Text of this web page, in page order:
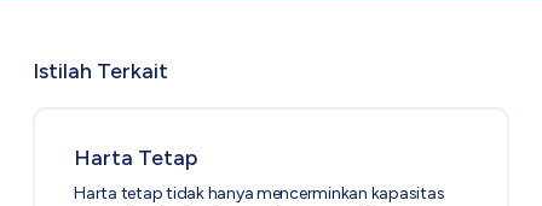
Istilah Terkait
Harta Tetap
Harta tetap tidak hanya mencerminkan kapasitas